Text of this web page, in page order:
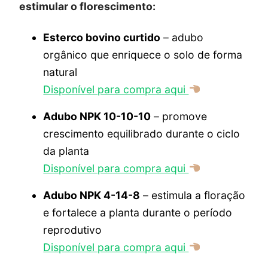
estimular o florescimento:
Esterco bovino curtido – adubo
orgânico que enriquece o solo de forma
natural
Disponível para compra aqui
Adubo NPK 10-10-10 – promove
crescimento equilibrado durante o ciclo
da planta
Disponível para compra aqui
Adubo NPK 4-14-8 – estimula a floração
e fortalece a planta durante o período
reprodutivo
Disponível para compra aqui